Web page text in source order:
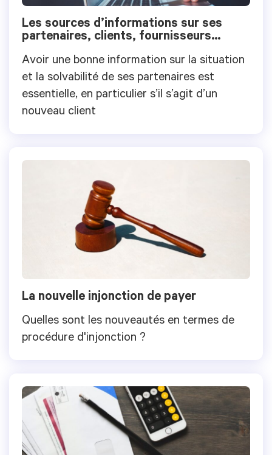
Les sources d’informations sur ses
partenaires, clients, fournisseurs…
Avoir une bonne information sur la situation
et la solvabilité de ses partenaires est
essentielle, en particulier s’il s’agit d’un
nouveau client
La nouvelle injonction de payer
Quelles sont les nouveautés en termes de
procédure d'injonction ?